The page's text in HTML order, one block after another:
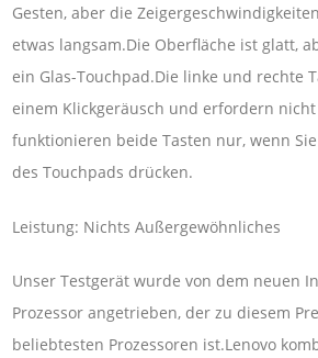
Gesten, aber die
etwas langsam.Die Oberfläche ist glatt,
ein Glas-Touchpad.Die linke und rechte
einem Klickgeräusch und erfordern
funktionieren beide Tasten nur, wenn
des Touchpads drücken.
Leistung: Nichts Außergewöhnliches
Unser Testgerät wurde von dem neuen
Prozessor angetrieben, der zu diesem
beliebtesten Prozessoren ist.Lenovo